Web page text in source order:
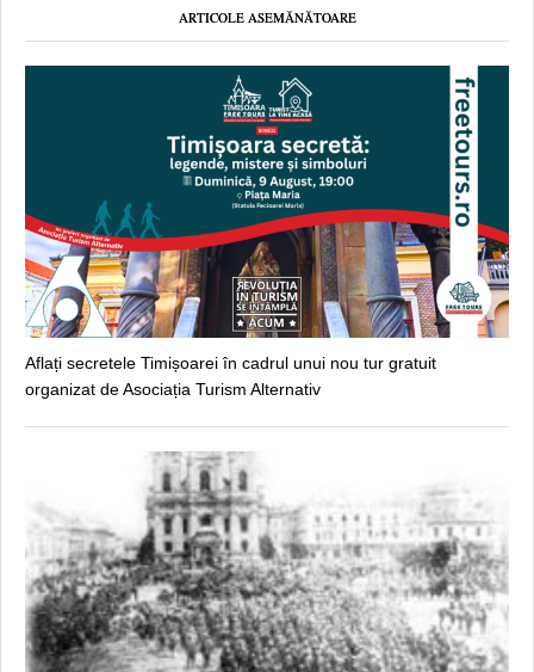
ARTICOLE ASEMĂNĂTOARE
Aflați secretele Timișoarei în cadrul unui nou tur gratuit
organizat de Asociația Turism Alternativ